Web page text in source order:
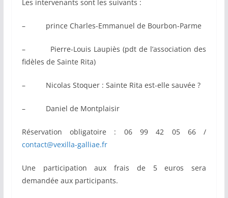
Les intervenants sont les suivants :
– prince Charles-Emmanuel de Bourbon-Parme
– Pierre-Louis Laupiès (pdt de l’association des
fidèles de Sainte Rita)
– Nicolas Stoquer : Sainte Rita est-elle sauvée ?
– Daniel de Montplaisir
Réservation obligatoire : 06 99 42 05 66 /
contact@vexilla-galliae.fr
Une participation aux frais de 5 euros sera
demandée aux participants.